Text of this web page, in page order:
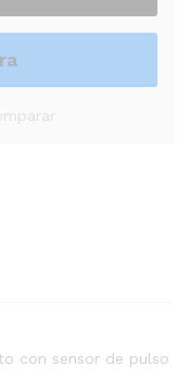
con sensor de pulso